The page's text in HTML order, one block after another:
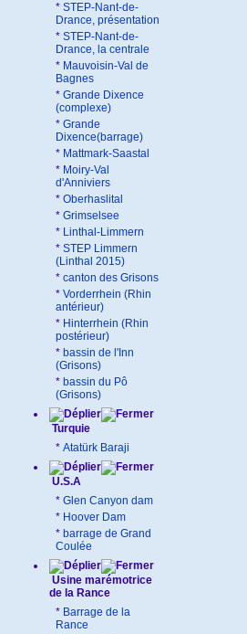
* STEP-Nant-de-
Drance, présentation
* STEP-Nant-de-
Drance, la centrale
* Mauvoisin-Val de
Bagnes
* Grande Dixence
(complexe)
* Grande
Dixence(barrage)
* Mattmark-Saastal
* Moiry-Val
d'Anniviers
* Oberhaslital
* Grimselsee
* Linthal-Limmern
* STEP Limmern
(Linthal 2015)
* canton des Grisons
* Vorderrhein (Rhin
antérieur)
* Hinterrhein (Rhin
postérieur)
* bassin de l'Inn
(Grisons)
* bassin du Pô
(Grisons)
Turquie
* Atatürk Baraji
U.S.A
* Glen Canyon dam
* Hoover Dam
* barrage de Grand
Coulée
Usine marémotrice
de la Rance
* Barrage de la
Rance